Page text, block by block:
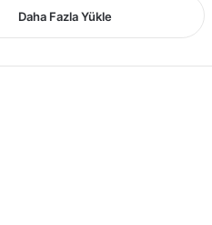
Daha Fazla Yükle